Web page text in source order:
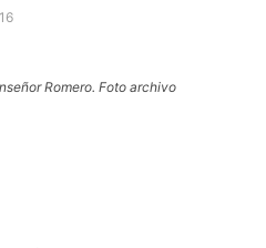
Romero. Foto archivo